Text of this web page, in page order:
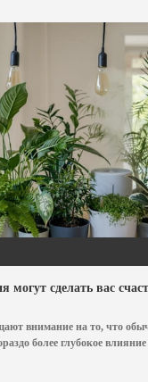
могут сделать вас
внимание на то, что
более глубокое